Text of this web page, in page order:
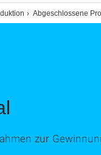
Abgeschlossene
zur